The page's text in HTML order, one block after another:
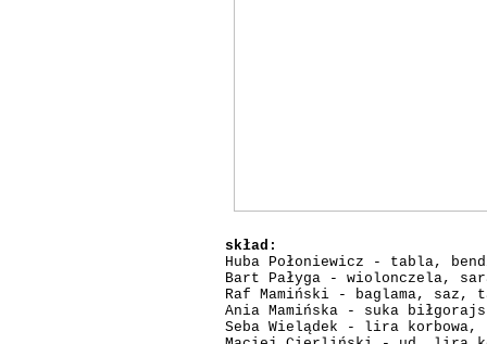
skład:
Huba Połoniewicz - tabla,
Bart Pałyga - wiolonczela,
Raf Mamiński - baglama, saz,
Ania Mamińska - suka
Seba Wielądek - lira korbowa,